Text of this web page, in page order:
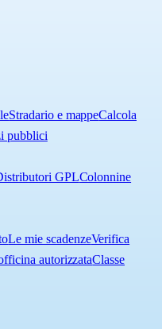
Stradario e mappeCalcola
pubblici
GPLColonnine
Le mie scadenzeVerifica
autorizzataClasse